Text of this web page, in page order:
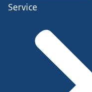
Service